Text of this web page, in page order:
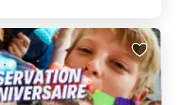
Ajouter
aux
favoris